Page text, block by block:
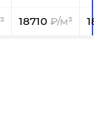
18710